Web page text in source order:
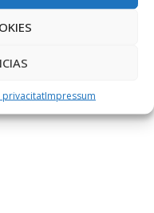
privacitatImpressum